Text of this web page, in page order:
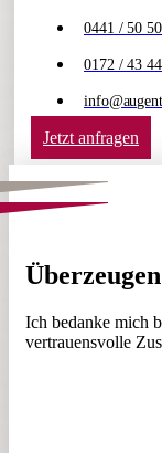
0441 / 50
0172 / 43
Jetzt anfragen
Ich bedanke mich
vertrauensvolle